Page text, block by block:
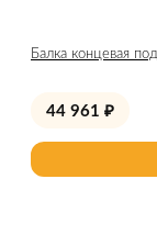
Балка концевая
44 961 ₽